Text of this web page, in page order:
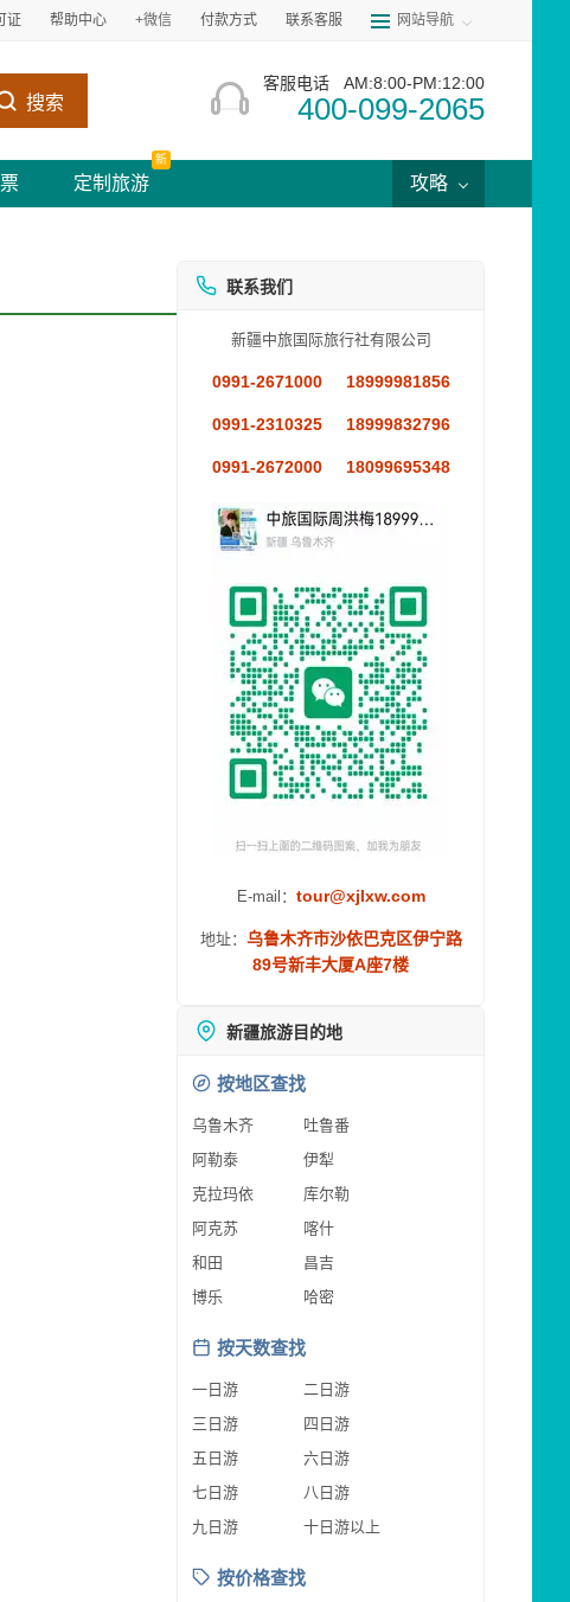
证 帮助中心 +微信 付款方式 联系客服 网站导航
搜索
客服电话 AM:8:00-PM:12:00
400-099-2065
定制旅游
新
攻略
联系我们
新疆中旅国际旅行社有限公司
0991-2671000 18999981856
0991-2310325 18999832796
0991-2672000 18099695348
E-mail： tour@xjlxw.com
地址： 乌鲁木齐市沙依巴克区伊宁路
89号新丰大厦A座7楼
新疆旅游目的地
按地区查找
乌鲁木齐
吐鲁番
阿勒泰
伊犁
克拉玛依
库尔勒
阿克苏
喀什
和田
昌吉
博乐
哈密
按天数查找
一日游
二日游
三日游
四日游
五日游
六日游
七日游
八日游
九日游
十日游以上
按价格查找